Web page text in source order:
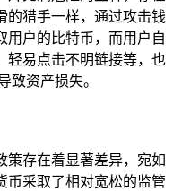
的猎手一样，通过攻击钱
用户的比特币，而用户自
轻易点击不明链接等，也
致资产损失。
策存在着显著差异，宛如
币采取了相对宽松的监管